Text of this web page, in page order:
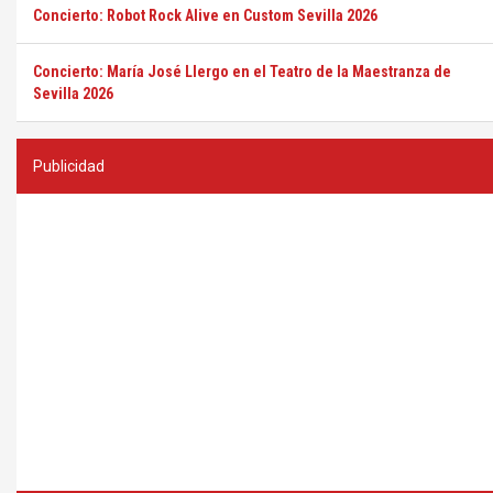
Concierto: Robot Rock Alive en Custom Sevilla 2026
Concierto: María José Llergo en el Teatro de la Maestranza de
Sevilla 2026
Publicidad